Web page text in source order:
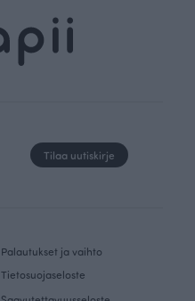
Tilaa uutiskirje
Palautukset ja vaihto
Tietosuojaseloste